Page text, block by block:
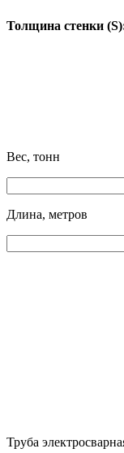
Толщина стенки
Вес, тонн
Длина, метров
Труба